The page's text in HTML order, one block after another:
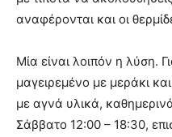
αναφέρονται και οι
Μία είναι λοιπόν η λύση.
μαγειρεμένο με μεράκι
με αγνά υλικά,
Σάββατο 12:00 – 18:30,